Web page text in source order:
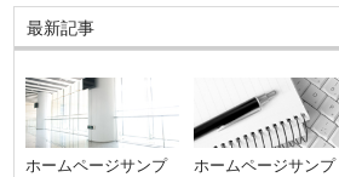
最新記事
ホームページサンプ
ホームページサンプ